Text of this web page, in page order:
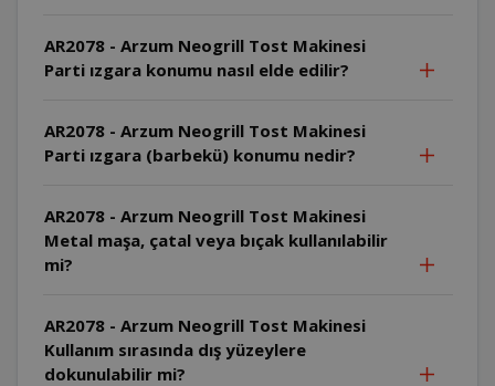
AR2078 - Arzum Neogrill Tost Makinesi
Parti ızgara konumu nasıl elde edilir?
AR2078 - Arzum Neogrill Tost Makinesi
Parti ızgara (barbekü) konumu nedir?
AR2078 - Arzum Neogrill Tost Makinesi
Metal maşa, çatal veya bıçak kullanılabilir
mi?
AR2078 - Arzum Neogrill Tost Makinesi
Kullanım sırasında dış yüzeylere
dokunulabilir mi?